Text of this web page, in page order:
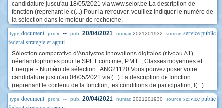
candidature jusqu'au 18/05/2021 via www.selor.be La description de
fonction (reprenant le c(...) Pour la retrouver, veuillez indiquer le numéro de
la sélection dans le moteur de recherche.
type document prom. -- pub. 20/04/2021 numac 2021201932 source service public
federal strategie et appui
Sélection comparative d'Analystes innovations digitales (niveau A1)
néerlandophones pour le SPF Economie, P.M.E., Classes moyennes et
Energie. - Numéro de sélection : ANG21120 Vous pouvez poser votre
candidature jusqu'au 04/05/2021 via (...) La description de fonction
(reprenant le contenu de la fonction, les conditions de participation, l(...)
type document prom. -- pub. 20/04/2021 numac 2021201930 source service public